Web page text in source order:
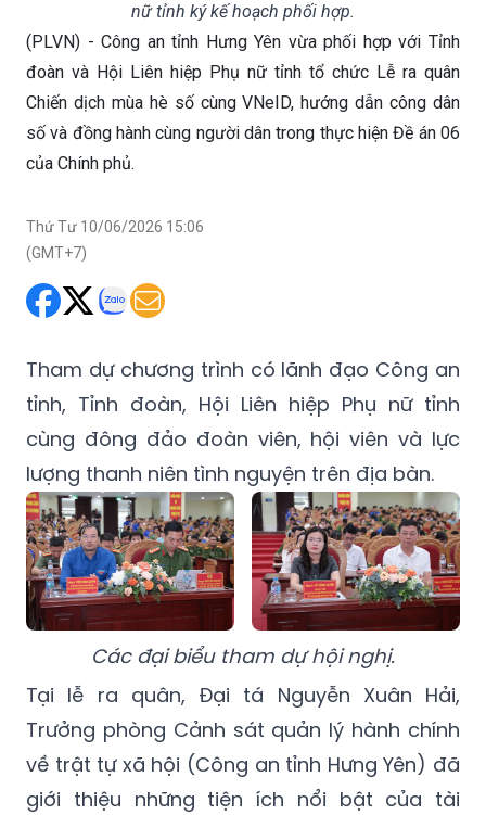
nữ tỉnh ký kế hoạch phối hợp.
(PLVN) - Công an tỉnh Hưng Yên vừa phối hợp với Tỉnh
đoàn và Hội Liên hiệp Phụ nữ tỉnh tổ chức Lễ ra quân
Chiến dịch mùa hè số cùng VNeID, hướng dẫn công dân
số và đồng hành cùng người dân trong thực hiện Đề án 06
của Chính phủ.
Thứ Tư 10/06/2026 15:06
(GMT+7)
Tham dự chương trình có lãnh đạo Công an
tỉnh, Tỉnh đoàn, Hội Liên hiệp Phụ nữ tỉnh
cùng đông đảo đoàn viên, hội viên và lực
lượng thanh niên tình nguyện trên địa bàn.
Các đại biểu tham dự hội nghị.
Tại lễ ra quân, Đại tá Nguyễn Xuân Hải,
Trưởng phòng Cảnh sát quản lý hành chính
về trật tự xã hội (Công an tỉnh Hưng Yên) đã
giới thiệu những tiện ích nổi bật của tài